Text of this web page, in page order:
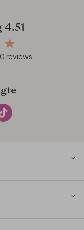
4.51
reviews